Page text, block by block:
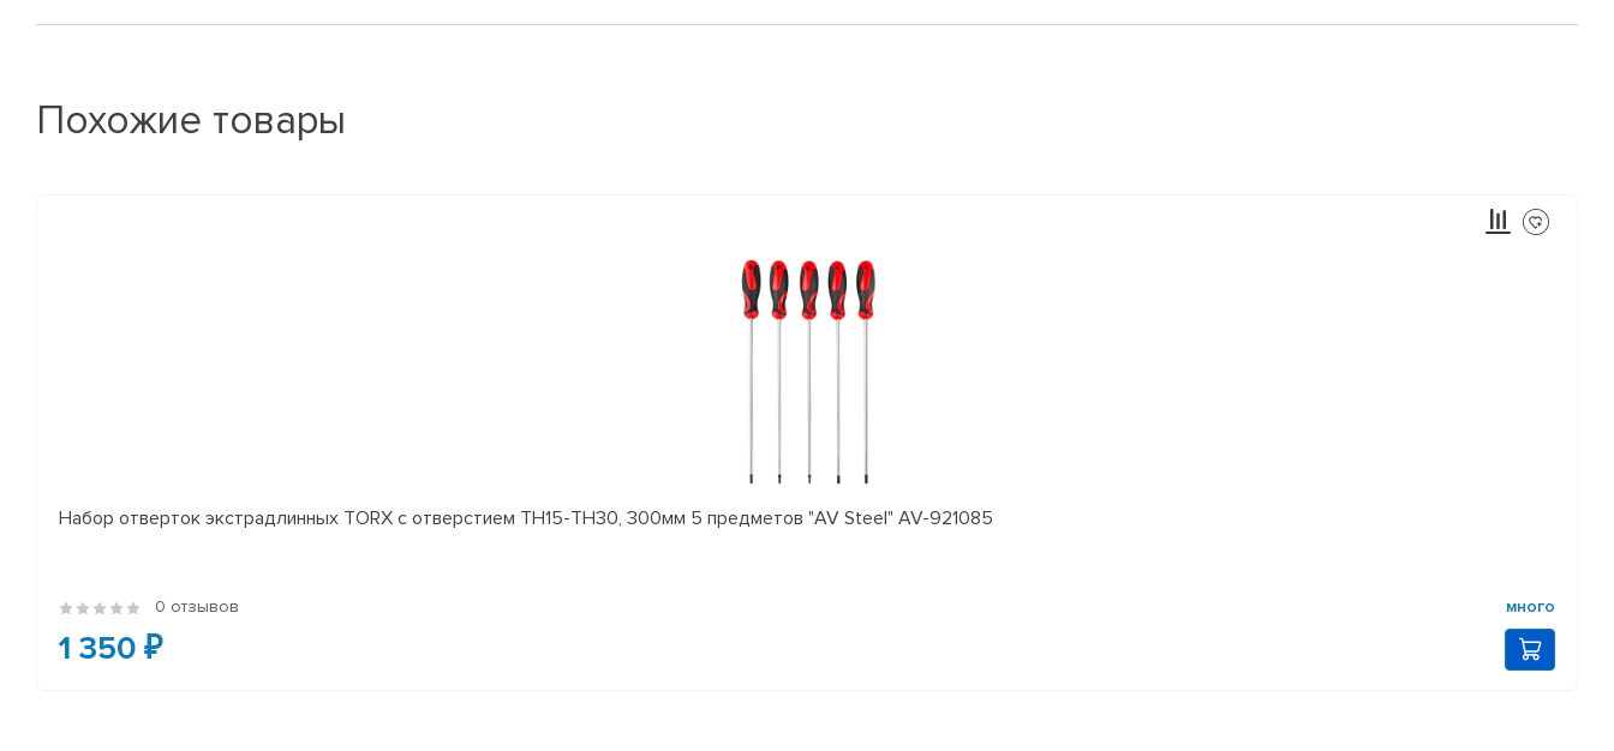
Похожие товары
Набор отверток экстрадлинных TORX с отверстием TH15-TH30, 300мм 5 предметов "AV Steel" AV-921085
0 отзывов много
1 350 ₽